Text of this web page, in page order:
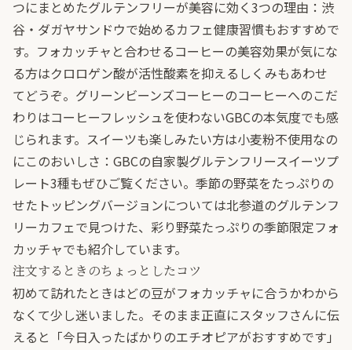
つにまとめたグルテンフリーが美容に効く3つの理由：渋
谷・ダガヤサンドウで始めるカフェ健康習慣もおすすめで
す。フォカッチャと合わせるコーヒーの美容効果が気にな
る方はクロロゲン酸が活性酸素を抑えるしくみもあわせ
てどうぞ。グリーンビーンズコーヒーのコーヒーへのこだ
わりはコーヒーフレッシュを使わないGBCの本気度でも感
じられます。スイーツも楽しみたい方は小麦粉不使用なの
にこのおいしさ：GBCの自家製グルテンフリースイーツプ
レート3種もぜひご覧ください。季節の野菜をたっぷりの
せたトッピングバージョンについては北参道のグルテンフ
リーカフェで見つけた、彩り野菜たっぷりの季節限定フォ
カッチャでも紹介しています。
注文するときのちょっとしたコツ
初めて訪れたときはどの豆がフォカッチャに合うかわから
なくて少し迷いました。そのまま正直にスタッフさんに伝
えると「今日入ったばかりのエチオピアがおすすめです」